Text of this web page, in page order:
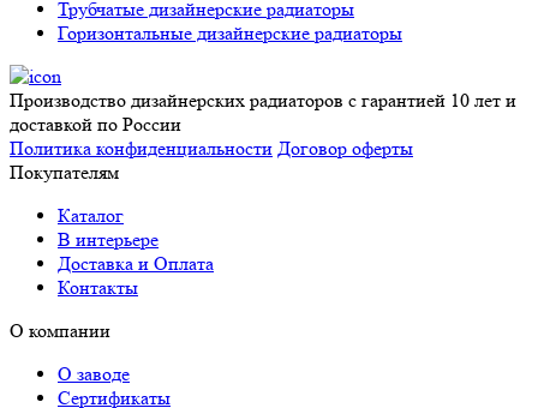
Трубчатые дизайнерские радиаторы
Горизонтальные дизайнерские радиаторы
Производство дизайнерских радиаторов с гарантией 10 лет и
доставкой по России
Политика конфиденциальности Договор оферты
Покупателям
Каталог
В интерьере
Доставка и Оплата
Контакты
О компании
О заводе
Сертификаты